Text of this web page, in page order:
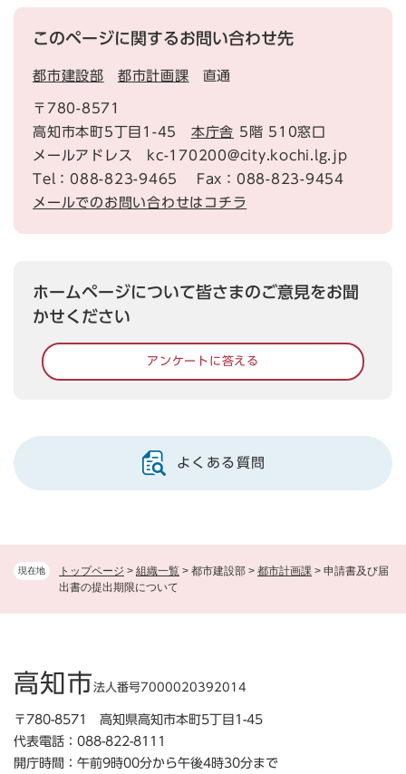
現在地 トップページ > 組織一覧 > 都市建設部 > 都市計画課 > 申請書及び届
出書の提出期限について
このページに関するお問い合わせ先
都市建設部 都市計画課 直通
〒780-8571
高知市本町5丁目1-45 本庁舎 5階 510窓口
メールアドレス kc-170200@city.kochi.lg.jp
Tel：088-823-9465
Fax：088-823-9454
メールでのお問い合わせはコチラ
ホームページについて皆さまのご意見をお聞
かせください
アンケートに答える
よくある質問
高知市法人番号7000020392014
〒780-8571 高知県高知市本町5丁目1-45
代表電話：088-822-8111
開庁時間：午前9時00分から午後4時30分まで